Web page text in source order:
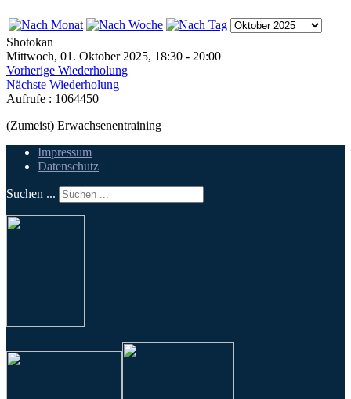
Shotokan
Mittwoch, 01. Oktober 2025, 18:30 - 20:00
Vorherige Wiederholung
Nächste Wiederholung
Aufrufe : 1064450
(Zumeist) Erwachsenentraining
Impressum
Datenschutz
Suchen ...